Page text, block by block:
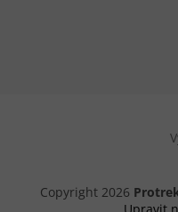
Copyright 2026